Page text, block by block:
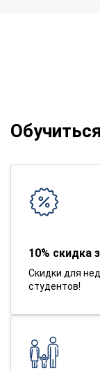
10% скидка
Скидки для
студентов!